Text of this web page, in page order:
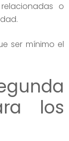
o
ser mínimo el
los